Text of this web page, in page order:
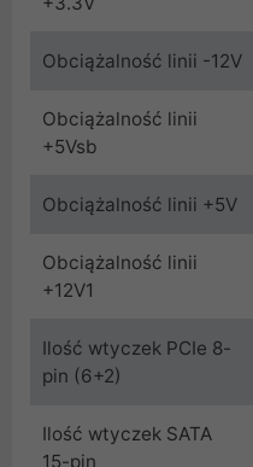
Obciążalność linii -12V
Obciążalność linii
+5Vsb
Obciążalność linii +5V
Obciążalność linii
+12V1
Ilość wtyczek PCIe 8-
pin (6+2)
Ilość wtyczek SATA
15-pin